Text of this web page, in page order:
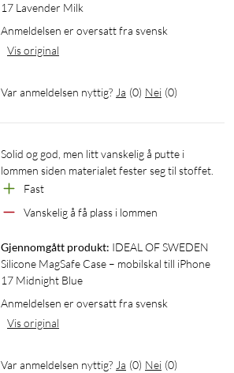
17 Lavender Milk
Anmeldelsen er oversatt fra svensk
Vis original
Var anmeldelsen nyttig? Ja (0) Nei (0)
Solid og god, men litt vanskelig å putte i
lommen siden materialet fester seg til stoffet.
Fast
Vanskelig å få plass i lommen
Gjennomgått produkt: IDEAL OF SWEDEN
Silicone MagSafe Case – mobilskal till iPhone
17 Midnight Blue
Anmeldelsen er oversatt fra svensk
Vis original
Var anmeldelsen nyttig? Ja (0) Nei (0)